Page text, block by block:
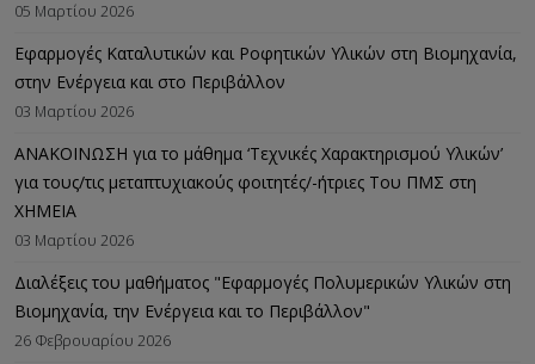
05 Μαρτίου 2026
Εφαρμογές Καταλυτικών και Ροφητικών Υλικών στη Βιομηχανία,
στην Ενέργεια και στο Περιβάλλον
03 Μαρτίου 2026
ΑΝΑΚΟΙΝΩΣΗ για το μάθημα ‘Τεχνικές Χαρακτηρισμού Υλικών’
για τους/τις μεταπτυχιακούς φοιτητές/-ήτριες Του ΠΜΣ στη
ΧΗΜΕΙΑ
03 Μαρτίου 2026
Διαλέξεις του μαθήματος "Εφαρμογές Πολυμερικών Υλικών στη
Βιομηχανία, την Ενέργεια και το Περιβάλλον"
26 Φεβρουαρίου 2026